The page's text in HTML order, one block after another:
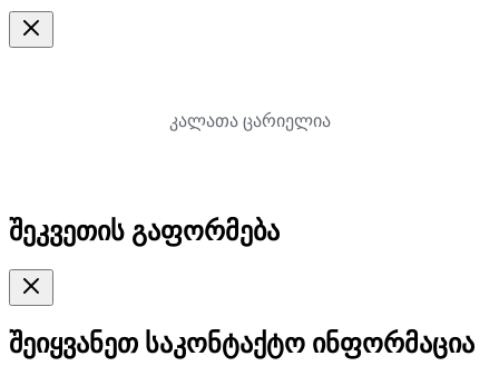
კალათა ცარიელია
შეკვეთის გაფორმება
შეიყვანეთ საკონტაქტო ინფორმაცია